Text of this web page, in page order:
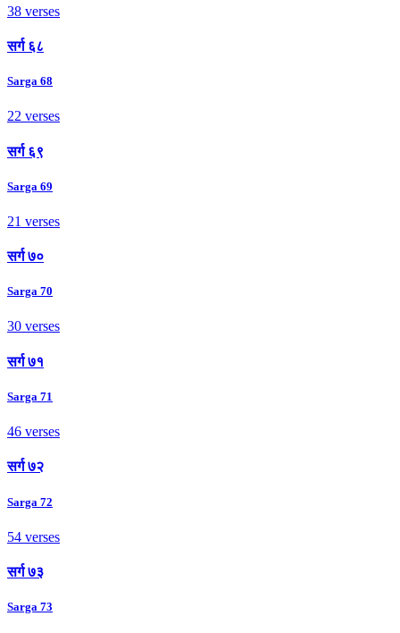
38 verses
सर्ग ६८
Sarga 68
22 verses
सर्ग ६९
Sarga 69
21 verses
सर्ग ७०
Sarga 70
30 verses
सर्ग ७१
Sarga 71
46 verses
सर्ग ७२
Sarga 72
54 verses
सर्ग ७३
Sarga 73